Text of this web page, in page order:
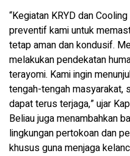
“Kegiatan KRYD dan
preventif kami untuk
tetap aman dan kondusif.
melakukan pendekatan
terayomi. Kami ingin
tengah-tengah masyarakat,
dapat terus terjaga,” ujar
Beliau juga menambahkan
lingkungan pertokoan dan
khusus guna menjaga